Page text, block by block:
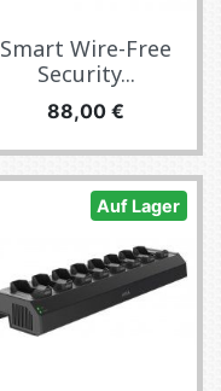
Smart Wire-Free
Security...
Preis
88,00 €
Auf Lager